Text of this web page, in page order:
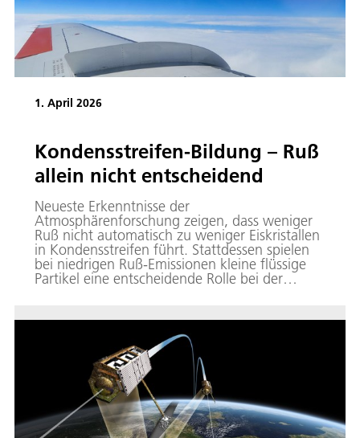
1. April 2026
Kondensstreifen-Bildung – Ruß
allein nicht entscheidend
Neueste Erkenntnisse der
Atmosphärenforschung zeigen, dass weniger
Ruß nicht automatisch zu weniger Eiskristallen
in Kondensstreifen führt. Stattdessen spielen
bei niedrigen Ruß-Emissionen kleine flüssige
Partikel eine entscheidende Rolle bei der
Airbus und CFM International im Frühjahr